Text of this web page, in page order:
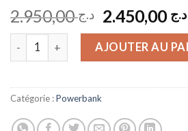
د.ج2.950,00
Le
prix
initial
était :
د.ج 2.450,00
quantité de Powerbank hoco j116 Pro
AJOUTER AU
Catégorie :Powerbank